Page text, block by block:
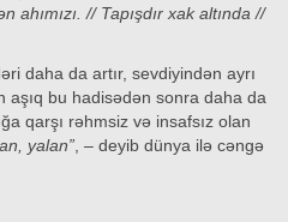
ahımızı. // Tapışdır xak altında //
daha da artır, sevdiyindən ayrı
bu hadisədən sonra daha da
qarşı rəhmsiz və insafsız olan
yalan” , – deyib dünya ilə cəngə